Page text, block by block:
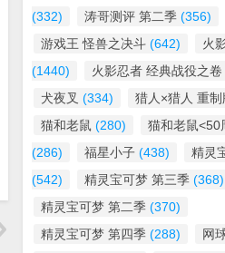
(332)
涛哥测评 第二季 (356)
游戏王 怪兽之决斗 (642)
火
(1440)
火影忍者 经典战役之卷
犬夜叉 (334) 猎人×猎人 重制
猫和老鼠 (280)
猫和老鼠<50
(286)
福星小子 (438)
精灵
(542)
精灵宝可梦 第三季 (368)
精灵宝可梦 第二季 (370)
精灵宝可梦 第四季 (288) 网